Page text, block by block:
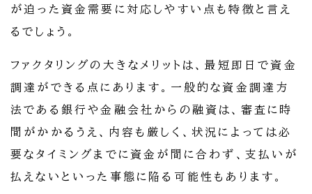
が迫った資金需要に対応しやすい点も特徴と言え
るでしょう。
ファクタリングの大きなメリットは、最短即日で資金
調達ができる点にあります。一般的な資金調達方
法である銀行や金融会社からの融資は、審査に時
間がかかるうえ、内容も厳しく、状況によっては必
要なタイミングまでに資金が間に合わず、支払いが
払えないといった事態に陥る可能性もあります。